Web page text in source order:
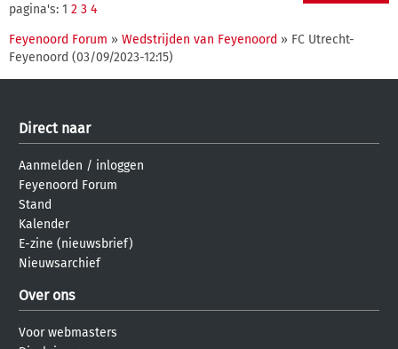
pagina's: 1 2 3 4
Feyenoord Forum » Wedstrijden van Feyenoord » FC Utrecht-
Feyenoord (03/09/2023-12:15)
Direct naar
Aanmelden / inloggen
Feyenoord Forum
Stand
Kalender
E-zine (nieuwsbrief)
Nieuwsarchief
Over ons
Voor webmasters